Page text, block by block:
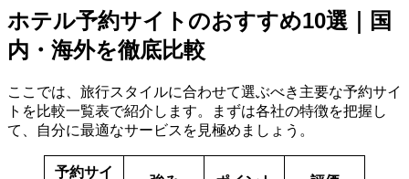
ホテル予約サイトのおすすめ10選｜国
内・海外を徹底比較
ここでは、旅行スタイルに合わせて選ぶべき主要な予約サイ
トを比較一覧表で紹介します。まずは各社の特徴を把握し
て、自分に最適なサービスを見極めましょう。
予約サイ